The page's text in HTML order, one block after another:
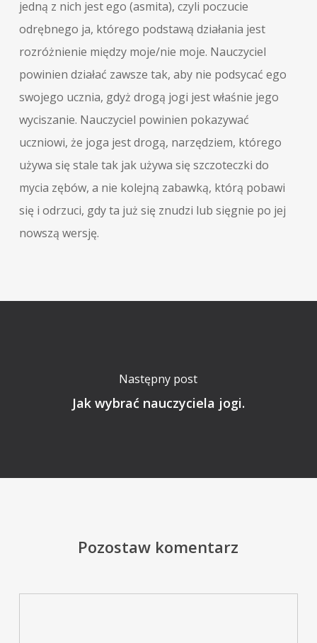
jedną z nich jest ego (asmita), czyli poczucie
odrębnego ja, którego podstawą działania jest
rozróżnienie między moje/nie moje. Nauczyciel
powinien działać zawsze tak, aby nie podsycać ego
swojego ucznia, gdyż drogą jogi jest właśnie jego
wyciszanie. Nauczyciel powinien pokazywać
uczniowi, że joga jest drogą, narzędziem, którego
używa się stale tak jak używa się szczoteczki do
mycia zębów, a nie kolejną zabawką, którą pobawi
się i odrzuci, gdy ta już się znudzi lub sięgnie po jej
nowszą wersję.
Następny post
Jak wybrać nauczyciela jogi.
Pozostaw komentarz